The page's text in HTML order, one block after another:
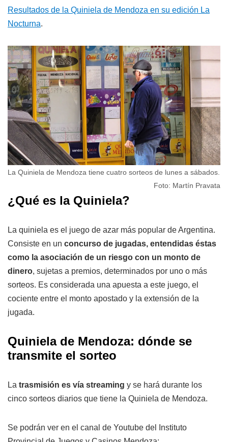
Resultados de la Quiniela de Mendoza en su edición La
Nocturna.
La Quiniela de Mendoza tiene cuatro sorteos de lunes a sábados.
Foto: Martín Pravata
¿Qué es la Quiniela?
La quiniela es el juego de azar más popular de Argentina.
Consiste en un concurso de jugadas, entendidas éstas
como la asociación de un riesgo con un monto de
dinero, sujetas a premios, determinados por uno o más
sorteos. Es considerada una apuesta a este juego, el
cociente entre el monto apostado y la extensión de la
jugada.
Quiniela de Mendoza: dónde se
transmite el sorteo
La trasmisión es vía streaming y se hará durante los
cinco sorteos diarios que tiene la Quiniela de Mendoza.
Se podrán ver en el canal de Youtube del Instituto